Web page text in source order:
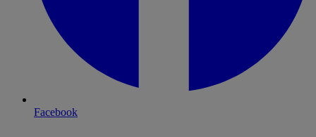
Facebook